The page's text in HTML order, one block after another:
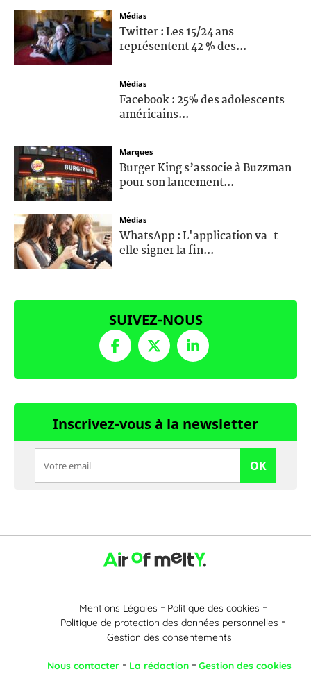
Médias
Twitter : Les 15/24 ans
représentent 42 % des...
Médias
Facebook : 25% des adolescents
américains...
Marques
Burger King s’associe à Buzzman
pour son lancement...
Médias
WhatsApp : L'application va-t-
elle signer la fin...
SUIVEZ-NOUS
Inscrivez-vous à la newsletter
OK
Mentions Légales
Politique des cookies
Politique de protection des données personnelles
Gestion des consentements
Nous contacter La rédaction Gestion des cookies